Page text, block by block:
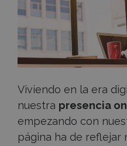
tus
usuarios?
Quiénes
somos
Viviendo en la era
nuestra presencia
empezando con
página ha de reflejar